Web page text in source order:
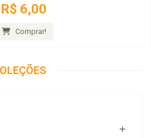
R$ 6,00
Comprar!